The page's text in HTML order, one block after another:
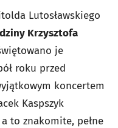
Lutosławskiego
Krzysztofa
je
roku przed
koncertem
Kaspszyk
to znakomite, pełne